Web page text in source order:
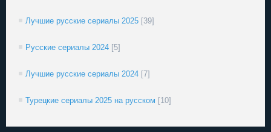
Лучшие русские сериалы 2025 [39]
Русские сериалы 2024 [5]
Лучшие русские сериалы 2024 [7]
Турецкие сериалы 2025 на русском [10]